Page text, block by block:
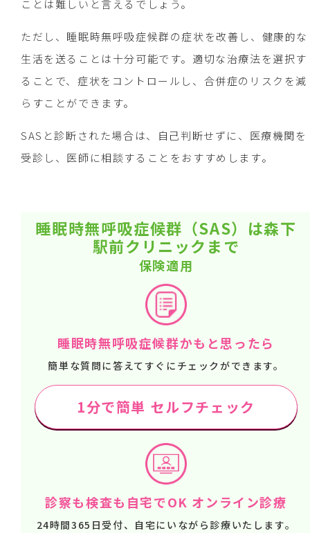
ことは難しいと言えるでしょう。
ただし、睡眠時無呼吸症候群の症状を改善し、健康的な
生活を送ることは十分可能です。適切な治療法を選択す
ることで、症状をコントロールし、合併症のリスクを減
らすことができます。
SASと診断された場合は、自己判断せずに、医療機関を
受診し、医師に相談することをおすすめします。
睡眠時無呼吸症候群（SAS）は森下
駅前クリニックまで
保険適用
睡眠時無呼吸症候群かもと思ったら
簡単な質問に答えてすぐにチェックができます。
1分で簡単 セルフチェック
診察も検査も自宅でOK オンライン診療
24時間365日受付、自宅にいながら診療いたします。